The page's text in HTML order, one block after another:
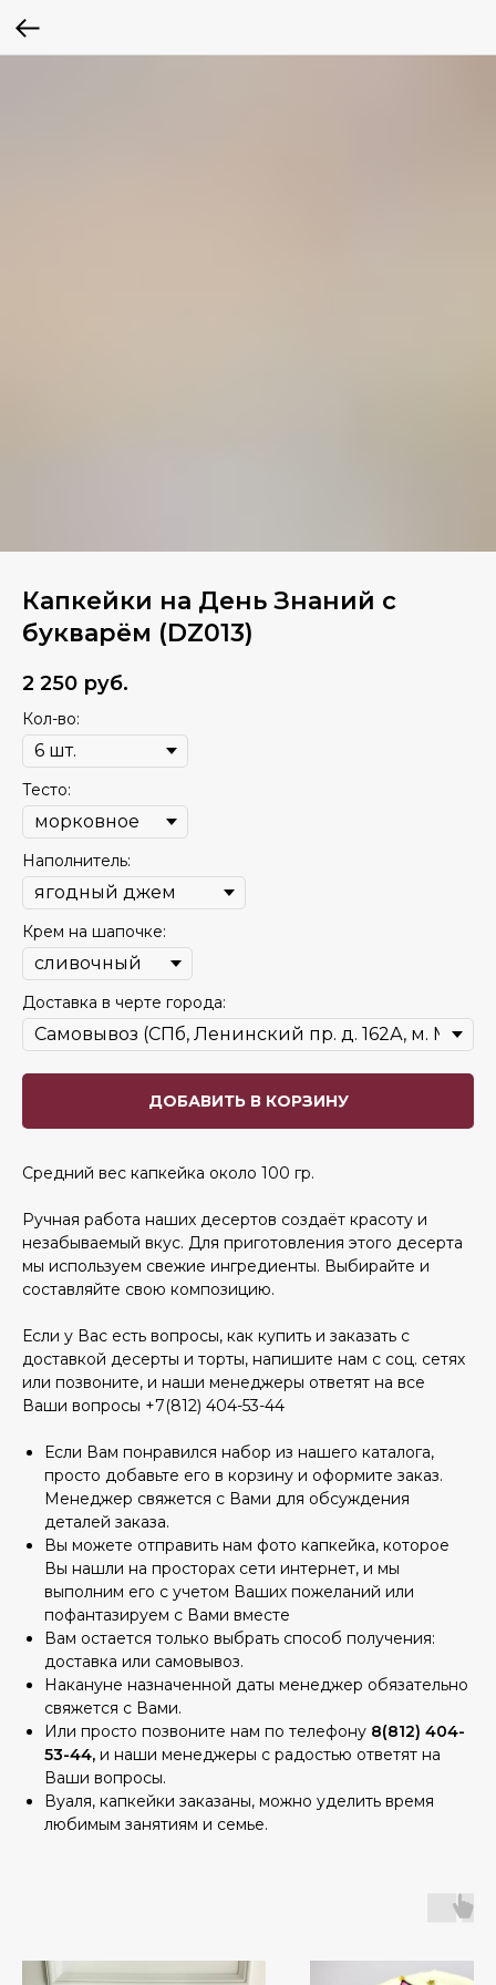
Капкейки на День Знаний с
букварём (DZ013)
2 250 руб.
Кол-во:
Тесто:
Наполнитель:
Крем на шапочке:
Доставка в черте города:
ДОБАВИТЬ В КОРЗИНУ
Средний вес капкейка около 100 гр.
Ручная работа наших десертов создаёт красоту и
незабываемый вкус. Для приготовления этого десерта
мы используем свежие ингредиенты. Выбирайте и
составляйте свою композицию.
Если у Вас есть вопросы, как купить и заказать с
доставкой десерты и торты, напишите нам с соц. сетях
или позвоните, и наши менеджеры ответят на все
Ваши вопросы +7(812) 404-53-44
Если Вам понравился набор из нашего каталога,
просто добавьте его в корзину и оформите заказ.
Менеджер свяжется с Вами для обсуждения
деталей заказа.
Вы можете отправить нам фото капкейка, которое
Вы нашли на просторах сети интернет, и мы
выполним его с учетом Ваших пожеланий или
пофантазируем с Вами вместе
Вам остается только выбрать способ получения:
доставка или самовывоз.
Накануне назначенной даты менеджер обязательно
свяжется с Вами.
Или просто позвоните нам по телефону 8(812) 404-
53-44, и наши менеджеры с радостью ответят на
Ваши вопросы.
Вуаля, капкейки заказаны, можно уделить время
любимым занятиям и семье.